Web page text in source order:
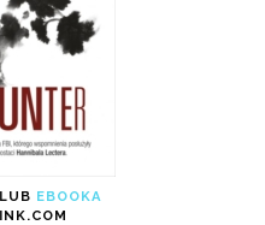
LUB EBOOKA